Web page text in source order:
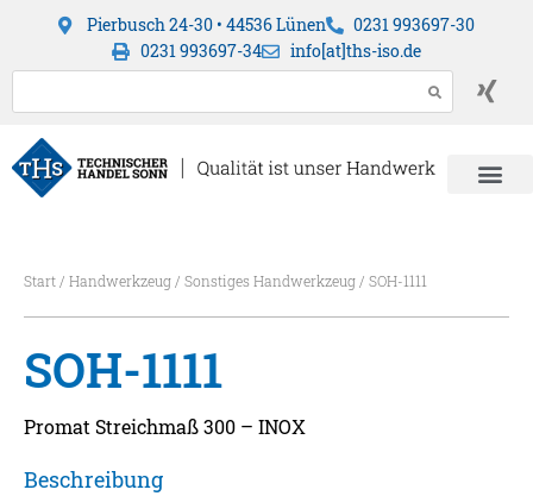
Pierbusch 24-30 • 44536 Lünen
0231 993697-30
0231 993697-34
info[at]ths-iso.de
Start/ Handwerkzeug/ Sonstiges Handwerkzeug/ SOH-1111
SOH-1111
Promat Streichmaß 300 – INOX
Beschreibung